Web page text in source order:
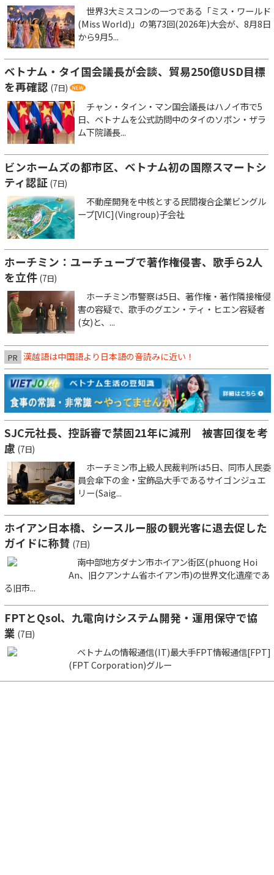
世界3大ミスコンの一つである「ミス・ワールド
(Miss World)」の第73回(2026年)大会が、8月8日
から9月5...
ベトナム・タイ国会議長が会談、貿易250億USD目標
を再確認 (7日)
チャン・タイン・マン国会議長はハノイ市で5
日、ベトナムを公式訪問中のタイのソポン・ザラ
ム下院議長...
ビンホームズの都市区、ベトナム初の国際スマートシ
ティ認証 (7日)
不動産開発を中核とする民間複合企業ビングル
ープ[VIC](Vingroup)子会社
ホーチミン：ユーチューブで著作権侵害、歌手ら2人
を立件 (7日)
ホーチミン市警察は5日、著作権・著作隣接権侵
害の容疑で、歌手のグエン・ティ・ヒエン容疑者
(女)と、...
PR 漢越語は中国語より日本語の音読みに近い！
SJC元社長、控訴審で禁固21年に減刑 被害回復を考
慮 (7日)
ホーチミン市上級人民裁判所は5日、同市人民委
員会傘下の金・宝飾品大手であるサイゴンジュエ
リー(Saig...
ホイアン日本橋、シースルー服の観光客に退去促した
ガイドに称賛 (7日)
南中部地方ダナン市ホイアン街区(phuong Hoi
An、旧クアンナム省ホイアン市)の世界文化遺産であ
る旧市...
FPTとQsol、九電向けシステム開発・運用保守で協
業 (7日)
ベトナムの情報通信(IT)最大手FPT情報通信[FPT]
(FPT Corporation)グルー